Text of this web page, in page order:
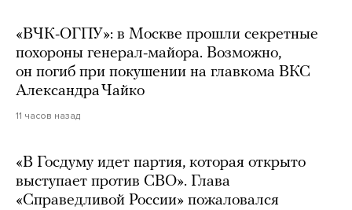
«ВЧК-ОГПУ»: в Москве прошли секретные
похороны генерал-майора. Возможно,
он погиб при покушении на главкома ВКС
Александра Чайко
11 часов назад
«В Госдуму идет партия, которая открыто
выступает против СВО». Глава
«Справедливой России» пожаловался